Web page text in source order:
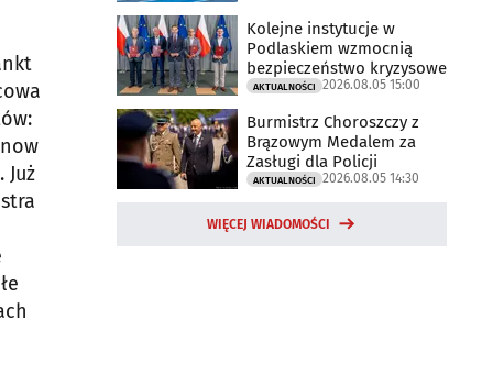
Kolejne instytucje w
Podlaskiem wzmocnią
bezpieczeństwo kryzysowe
AKTUALNOŚCI 2026.08.05 15:00
Burmistrz Choroszczy z
Brązowym Medalem za
Zasługi dla Policji
AKTUALNOŚCI 2026.08.05 14:30
WIĘCEJ WIADOMOŚCI